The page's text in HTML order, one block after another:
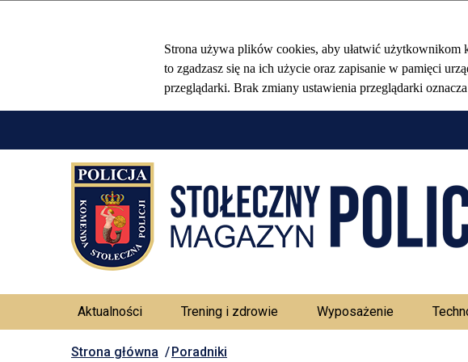
Aktualności Trening i zdrowie Wyposażenie
Strona główna Poradniki